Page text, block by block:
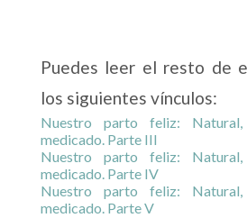
Puedes leer el resto de
los siguientes vínculos:
Nuestro parto feliz:
medicado. Parte III
Nuestro parto feliz:
medicado. Parte IV
Nuestro parto feliz:
medicado. Parte V